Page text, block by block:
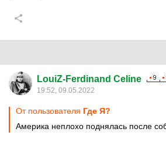
LouiZ-Ferdinand Celine
19:52, 09.05.2022
От пользователя Где Я?
Америка неплохо поднялась после